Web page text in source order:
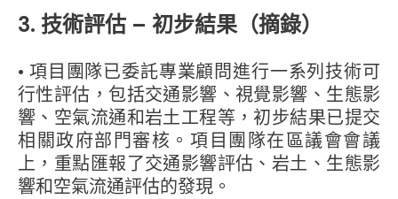
3. 技術評估 – 初步結果（摘錄）
• 項目團隊已委託專業顧問進行一系列技術可
行性評估，包括交通影響、視覺影響、生態影
響、空氣流通和岩土工程等，初步結果已提交
相關政府部門審核。項目團隊在區議會會議
上，重點匯報了交通影響評估、岩土、生態影
響和空氣流通評估的發現。